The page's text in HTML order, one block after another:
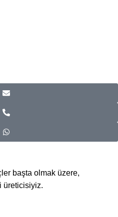
başta olmak üzere,
üreticisiyiz.